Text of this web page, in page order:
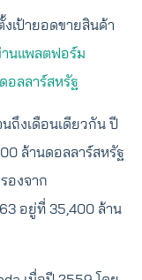
เป้ายอดขายสินค้า
นแพลตฟอร์ม
อลลาร์สหรัฐ
ถึงเดือนเดียวกัน ปี
ล้านดอลลาร์สหรัฐ
องจาก
อยู่ที่ 35,400 ล้าน